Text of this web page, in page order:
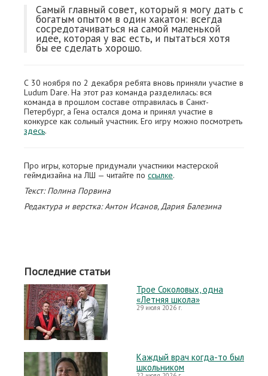
Самый главный совет, который я могу дать с
богатым опытом в один хакатон: всегда
сосредотачиваться на самой маленькой
идее, которая у вас есть, и пытаться хотя
бы ее сделать хорошо.
С 30 ноября по 2 декабря ребята вновь приняли участие в
Ludum Dare. На этот раз команда разделилась: вся
команда в прошлом составе отправилась в Санкт-
Петербург, а Гена остался дома и принял участие в
конкурсе как сольный участник. Его игру можно посмотреть
здесь.
Про игры, которые придумали участники мастерской
геймдизайна на ЛШ — читайте по ссылке.
Текст: Полина Порвина
Редактура и верстка: Антон Исанов, Дария Балезина
Последние статьи
Трое Соколовых, одна
«Летняя школа»
29 июля 2026 г.
Каждый врач когда-то был
школьником